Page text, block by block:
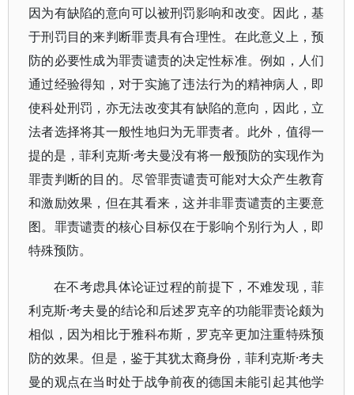
因为有缺陷的意向可以被刑罚影响和改变。因此，基
于刑罚目的来判断罪责具有合理性。在此意义上，预
防的必要性成为罪责谴责的决定性标准。例如，人们
通过经验得知，对于实施了违法行为的精神病人，即
使科处刑罚，亦无法改变其有缺陷的意向，因此，立
法者选择将其一般性地归为无罪责者。此外，值得一
提的是，菲利克斯·考夫曼没有将一般预防的实现作为
罪责判断的目的。尽管罪责谴责可能对大众产生教育
和激励效果，但在其看来，这并非罪责谴责的主要意
图。罪责谴责的核心目标仅在于影响个别行为人，即
特殊预防。
在不考虑具体论证过程的前提下，不难发现，菲
利克斯·考夫曼的结论和后述罗克辛的功能罪责论颇为
相似，因为相比于雅科布斯，罗克辛更加注重特殊预
防的效果。但是，鉴于其犹太裔身份，菲利克斯·考夫
曼的观点在当时处于战争前夜的德国未能引起其他学